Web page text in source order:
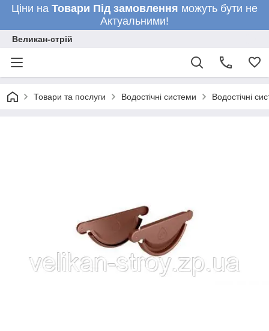
Ціни на Товари Під замовлення можуть бути не
Актуальними!
Великан-стрій
Товари та послуги Водостічні системи Водостічні